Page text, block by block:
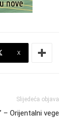
X
Slijedeća objava
– Orijentalni vege